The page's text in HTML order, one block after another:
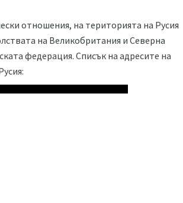
отношения, на територията на Русия
на Великобритания и Северна
федерация. Списък на адресите на